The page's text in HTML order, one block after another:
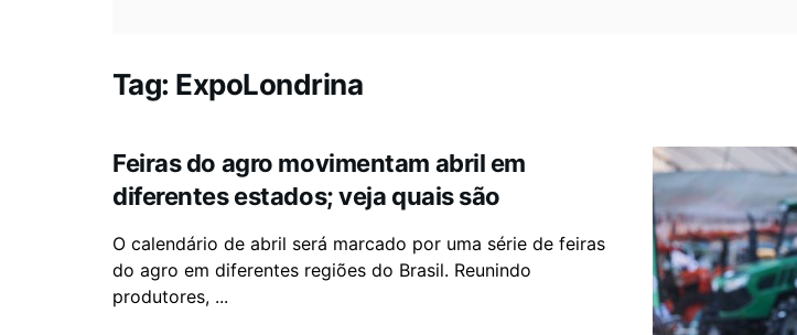
Tag: ExpoLondrina
Feiras do agro movimentam abril em
diferentes estados; veja quais são
O calendário de abril será marcado por uma série de feiras
do agro em diferentes regiões do Brasil. Reunindo
produtores, ...